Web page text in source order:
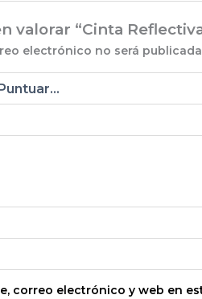
valorar “Cinta
electrónico no será
correo electrónico y web en